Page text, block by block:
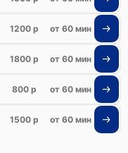
1200 р от 60 мин
1800 р от 60 мин
800 р от 60 мин
1500 р от 60 мин